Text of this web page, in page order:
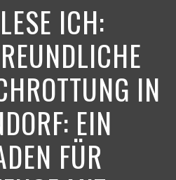
ICH:
IN
EIN
FÜR